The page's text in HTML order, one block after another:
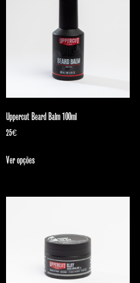
Uppercut Beard Balm 100ml
25€
Ver opções